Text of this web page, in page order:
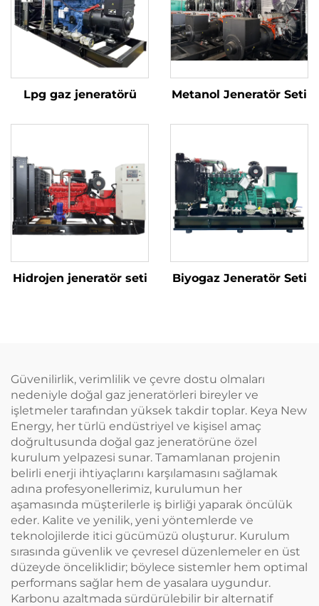
Lpg gaz jeneratörü Metanol Jeneratör Seti
Hidrojen jeneratör seti Biyogaz Jeneratör Seti
Güvenilirlik, verimlilik ve çevre dostu olmaları
nedeniyle doğal gaz jeneratörleri bireyler ve
işletmeler tarafından yüksek takdir toplar. Keya New
Energy, her türlü endüstriyel ve kişisel amaç
doğrultusunda doğal gaz jeneratörüne özel
kurulum yelpazesi sunar. Tamamlanan projenin
belirli enerji ihtiyaçlarını karşılamasını sağlamak
adına profesyonellerimiz, kurulumun her
aşamasında müşterilerle iş birliği yaparak öncülük
eder. Kalite ve yenilik, yeni yöntemlerde ve
teknolojilerde itici gücümüzü oluşturur. Kurulum
sırasında güvenlik ve çevresel düzenlemeler en üst
düzeyde önceliklidir; böylece sistemler hem optimal
performans sağlar hem de yasalara uygundur.
Karbonu azaltmada sürdürülebilir bir alternatif